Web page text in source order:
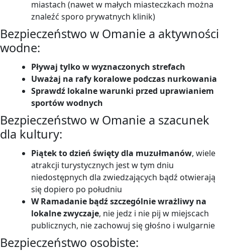
miastach (nawet w małych miasteczkach można
znaleźć sporo prywatnych klinik)
Bezpieczeństwo w Omanie a aktywności
wodne:
Pływaj tylko w wyznaczonych strefach
Uważaj na rafy koralowe podczas nurkowania
Sprawdź lokalne warunki przed uprawianiem
sportów wodnych
Bezpieczeństwo w Omanie a szacunek
dla kultury:
Piątek to dzień święty dla muzułmanów, wiele
atrakcji turystycznych jest w tym dniu
niedostępnych dla zwiedzających bądź otwierają
się dopiero po południu
W Ramadanie bądź szczególnie wrażliwy na
lokalne zwyczaje, nie jedz i nie pij w miejscach
publicznych, nie zachowuj się głośno i wulgarnie
Bezpieczeństwo osobiste: